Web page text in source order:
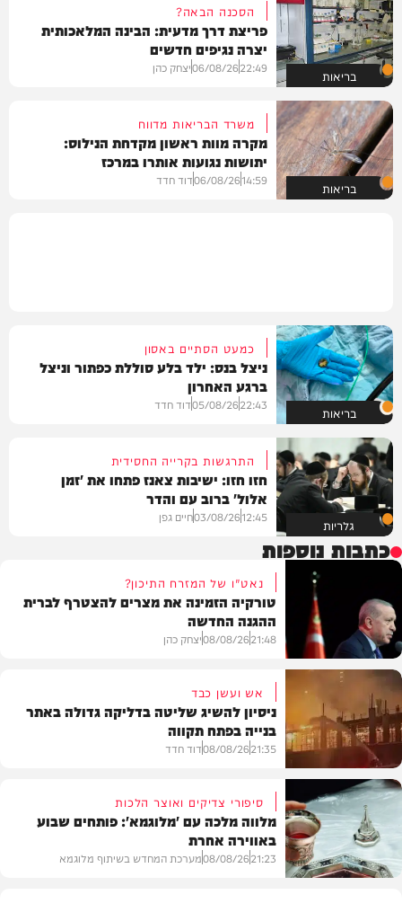
בריאות
הסכנה הבאה?
פריצת דרך מדעית: הבינה המלאכותית
יצרה נגיפים חדשים
22:49
06/08/26יצחק כהן
בריאות
משרד הבריאות מדווח
מקרה מוות ראשון מקדחת הנילוס:
יתושות נגועות אותרו במרכז
14:59
06/08/26דוד חדד
בריאות
כמעט הסתיים באסון
ניצל בנס: ילד בלע סוללת כפתור וניצל
ברגע האחרון
22:43
05/08/26דוד חדד
גלריות
התרגשות בקרייה החסידית
חזו חזו: ישיבות צאנז פתחו את 'זמן
אלול' ברוב עם והדר
12:45
03/08/26חיים גפן
כתבות נוספות
חדשות
נאט"ו של המזרח התיכון?
טורקיה הזמינה את מצרים להצטרף לברית
ההגנה החדשה
21:48
08/08/26יצחק כהן
חדשות
אש ועשן כבד
ניסיון להשיג שליטה בדליקה גדולה באתר
בנייה בפתח תקווה
21:35
08/08/26דוד חדד
סיפורי צדיקים ואוצר הלכות
מלווה מלכה עם 'מלוגמא': פותחים שבוע
באווירה אחרת
21:23
08/08/26מערכת המחדש בשיתוף מלוגמא